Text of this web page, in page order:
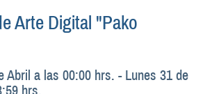
Arte Digital "Pako
Abril a las 00:00 hrs. - Lunes 31 de
hrs.